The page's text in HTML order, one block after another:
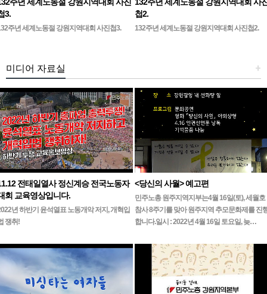
주년 세계노동절 강원지역대회 사진
3.
주년 세계노동절 강원지역대회 사진첩3.
132주년 세계노동절 강원지역대회 사
첩2.
132주년 세계노동절 강원지역대회 사진첩2.
+
미디어 자료실
전태일열사 정신계승 전국노동자
회 교육영상입니다.
년 하반기 윤석열표 노동개악 저지, 개혁입
쟁취!
<당신의 사월> 예고편
민주노총 원주지역지부는4월 16일(토), 세월호
참사 8주기를 맞아 원주지역 추모문화제를 진
합니다.일시 : 2022년 4월 16일 토요일, 늦…